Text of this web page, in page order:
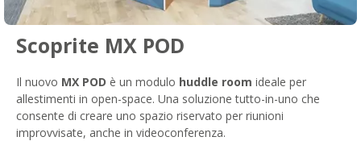
Scoprite MX POD
Il nuovo MX POD è un modulo huddle room ideale per
allestimenti in open-space. Una soluzione tutto-in-uno che
consente di creare uno spazio riservato per riunioni
improvvisate, anche in videoconferenza.